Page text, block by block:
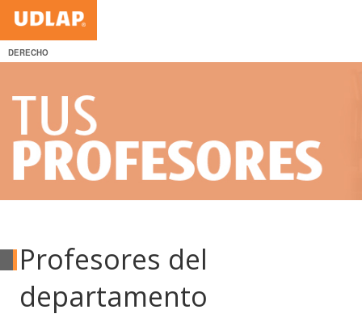
DERECHO
Profesores del
departamento